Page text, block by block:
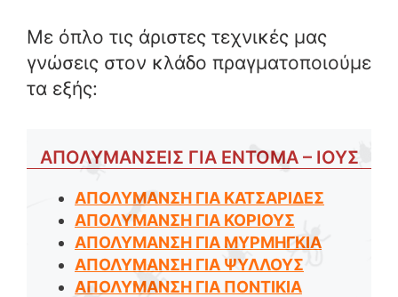
Με όπλο τις άριστες τεχνικές μας
γνώσεις στον κλάδο πραγματοποιούμε
τα εξής:
ΑΠΟΛΥΜΑΝΣΕΙΣ ΓΙΑ ΕΝΤΟΜΑ – ΙΟΥΣ
ΑΠΟΛΥΜΑΝΣΗ ΓΙΑ ΚΑΤΣΑΡΙΔΕΣ
ΑΠΟΛΥΜΑΝΣΗ ΓΙΑ ΚΟΡΙΟΥΣ
ΑΠΟΛΥΜΑΝΣΗ ΓΙΑ ΜΥΡΜΗΓΚΙΑ
ΑΠΟΛΥΜΑΝΣΗ ΓΙΑ ΨΥΛΛΟΥΣ
ΑΠΟΛΥΜΑΝΣΗ ΓΙΑ ΠΟΝΤΙΚΙΑ